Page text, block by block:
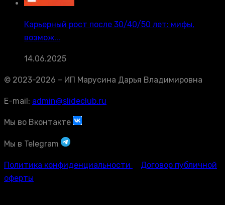
Карьерный рост после 30/40/50 лет: мифы,
возмож...
14.06.2025
© 2023-2026 – ИП Марусина Дарья Владимировна
E-mail: admin@slideclub.ru
Мы во Вконтакте
Мы в Telegram
Политика конфиденциальности
Договор публичной
оферты